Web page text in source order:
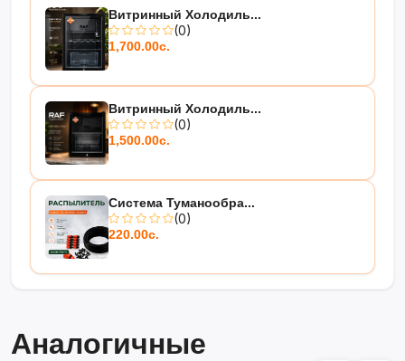
Витринный Холодиль...
(0)
1,700.00с.
Витринный Холодиль...
(0)
1,500.00с.
Система Туманообра...
(0)
220.00с.
Аналогичные